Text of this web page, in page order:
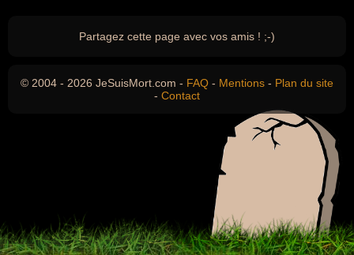
Partagez cette page avec vos amis ! ;-)
© 2004 - 2026 JeSuisMort.com - FAQ - Mentions - Plan du site
- Contact